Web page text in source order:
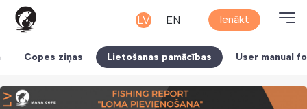
LV EN Ienākt
Copes ziņas Lietošanas pamācības User manual